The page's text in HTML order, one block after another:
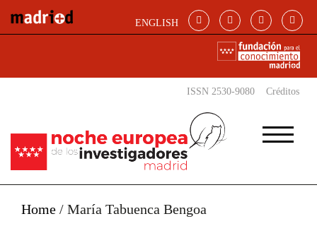
ENGLISH
ISSN 2530-9080 Créditos
Home / María Tabuenca Bengoa